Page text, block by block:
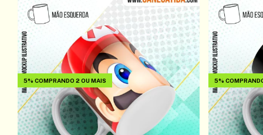
5% COMPRANDO 2 OU MAIS 5%